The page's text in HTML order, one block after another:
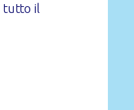
tutto il